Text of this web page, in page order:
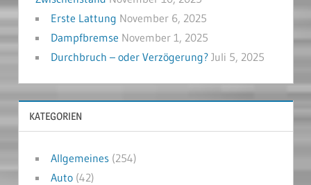
Erste Lattung November 6, 2025
Dampfbremse November 1, 2025
Durchbruch – oder Verzögerung? Juli 5, 2025
KATEGORIEN
Allgemeines(254)
Auto(42)